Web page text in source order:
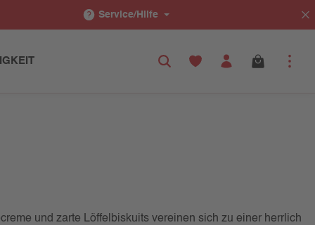
Service/Hilfe
und zarte Löffelbiskuits vereinen sich zu einer herrlich